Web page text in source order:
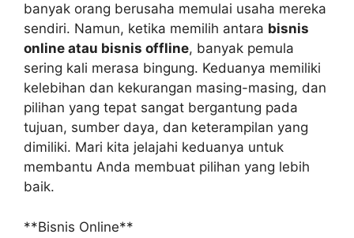
banyak orang berusaha memulai usaha mereka
sendiri. Namun, ketika memilih antara bisnis
online atau bisnis offline, banyak pemula
sering kali merasa bingung. Keduanya memiliki
kelebihan dan kekurangan masing-masing, dan
pilihan yang tepat sangat bergantung pada
tujuan, sumber daya, dan keterampilan yang
dimiliki. Mari kita jelajahi keduanya untuk
membantu Anda membuat pilihan yang lebih
baik.
**Bisnis Online**